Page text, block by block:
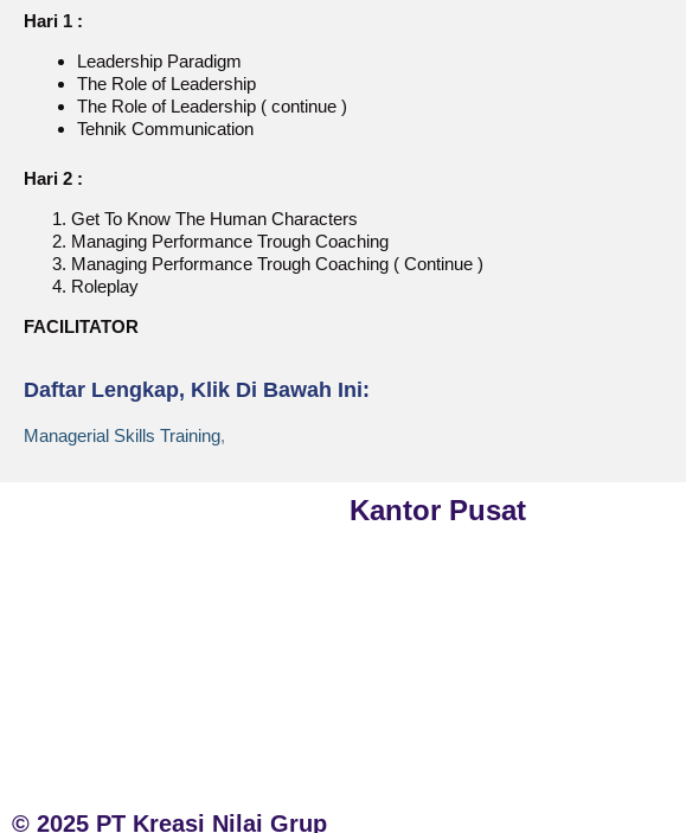
Hari 1 :
Leadership Paradigm
The Role of Leadership
The Role of Leadership ( continue )
Tehnik Communication
Hari 2 :
Get To Know The Human Characters
Managing Performance Trough Coaching
Managing Performance Trough Coaching ( Continue )
Roleplay
FACILITATOR
Daftar Lengkap, Klik Di Bawah Ini:
Managerial Skills Training,
Kantor Pusat
© 2025 PT Kreasi Nilai Grup